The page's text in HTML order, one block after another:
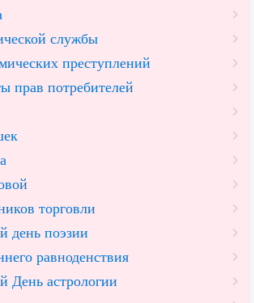
службы
преступлений
прав потребителей
торговли
день поэзии
равноденствия
День астрологии